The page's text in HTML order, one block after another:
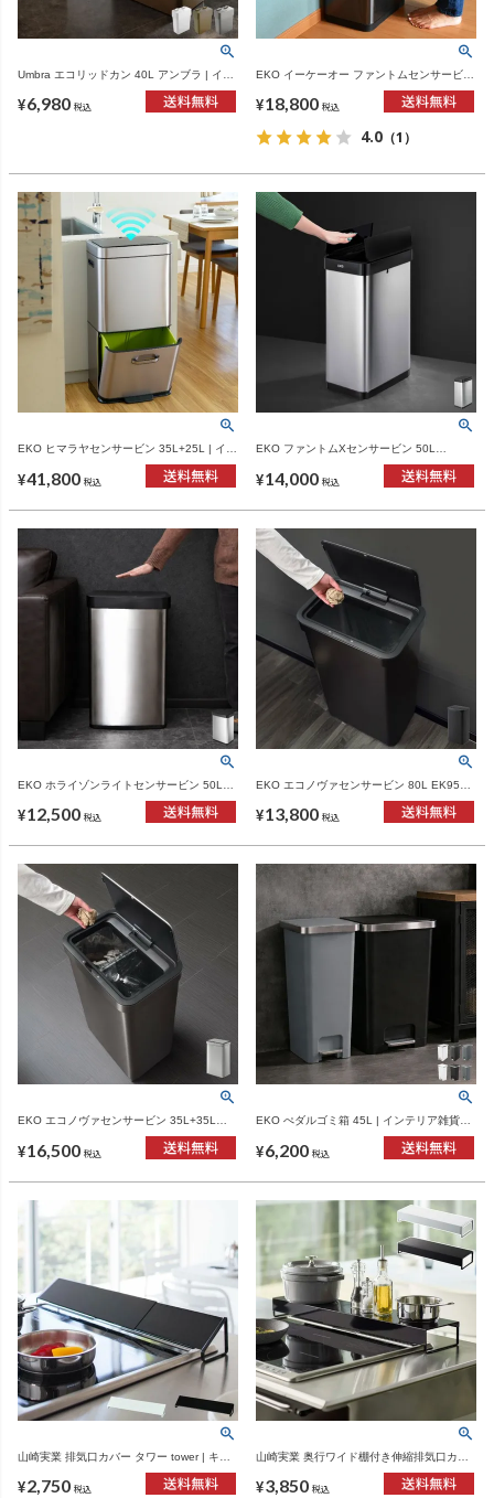
Umbra エコリッドカン 40L アンブラ | イン
¥6,980 税込
EKO イーケーオー ファントムセンサービン
¥18,800 税込
4.0 （1）
EKO ヒマラヤセンサービン 35L+25L | イン
¥41,800 税込
EKO ファントムXセンサービン 50L
EK9276 | インテリア雑貨・ゴミ箱
¥14,000 税込
EKO ホライゾンライトセンサービン 50L
¥12,500 税込
EKO エコノヴァセンサービン 80L EK9578
¥13,800 税込
EKO エコノヴァセンサービン 35L+35L
EK9578 | インテリア雑貨・ゴミ箱
¥16,500 税込
EKO ぺダルゴミ箱 45L | インテリア雑貨・
¥6,200 税込
山崎実業 排気口カバー タワー tower | キッ
¥2,750 税込
山崎実業 奥行ワイド棚付き伸縮排気口カバ
ーズ
¥3,850 税込